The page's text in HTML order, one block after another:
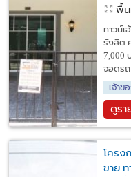
พื้น
ทาวน์เ
รังสิต
7,000
จอดรถ
เจ้าข
ดูรา
โครง
ขาย ท